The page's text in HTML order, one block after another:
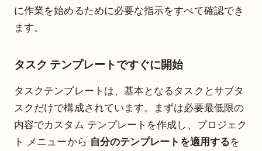
に作業を始めるために必要な指示をすべて確認でき
ます。
タスク テンプレートですぐに開始
タスクテンプレートは、基本となるタスクとサブタ
スクだけで構成されています。まずは必要最低限の
内容でカスタム テンプレートを作成し、プロジェク
ト メニューから 自分のテンプレートを適用するを